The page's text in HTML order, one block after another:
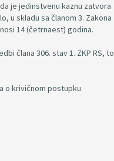
je jedinstvenu kaznu zatvora
u skladu sa članom 3. Zakona
14 (četrnaest) godina.
člana 306. stav 1. ZKP RS, to
o krivičnom postupku